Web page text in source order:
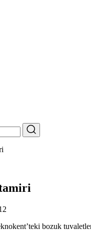
bozuk